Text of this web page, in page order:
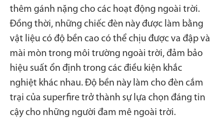
thêm gánh nặng cho các hoạt động ngoài trời.
Đồng thời, những chiếc đèn này được làm bằng
vật liệu có độ bền cao có thể chịu được va đập và
mài mòn trong môi trường ngoài trời, đảm bảo
hiệu suất ổn định trong các điều kiện khắc
nghiệt khác nhau. Độ bền này làm cho đèn cắm
trại của superfire trở thành sự lựa chọn đáng tin
cậy cho những người đam mê ngoài trời.